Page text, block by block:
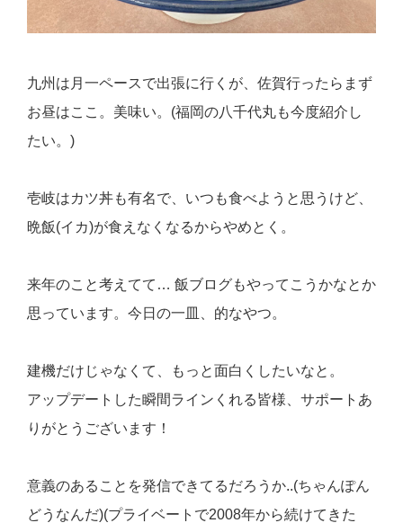
九州は月一ペースで出張に行くが、佐賀行ったらまず
お昼はここ。美味い。(福岡の八千代丸も今度紹介し
たい。)
壱岐はカツ丼も有名で、いつも食べようと思うけど、
晩飯(イカ)が食えなくなるからやめとく。
来年のこと考えてて… 飯ブログもやってこうかなとか
思っています。今日の一皿、的なやつ。
建機だけじゃなくて、もっと面白くしたいなと。
アップデートした瞬間ラインくれる皆様、サポートあ
りがとうございます！
意義のあることを発信できてるだろうか..(ちゃんぽん
どうなんだ)(プライベートで2008年から続けてきた